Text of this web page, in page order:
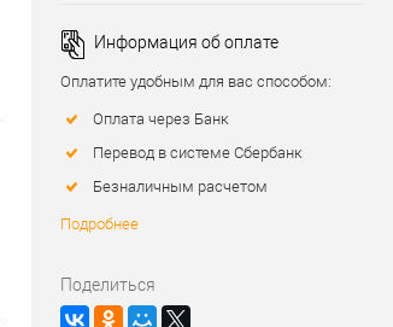
Информация об оплате
Оплатите удобным для вас способом:
Оплата через Банк
Перевод в системе Сбербанк
Безналичным расчетом
Подробнее
Поделиться